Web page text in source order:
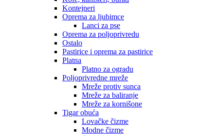
Kontejneri
Oprema za ljubimce
Lanci za pse
Oprema za poljoprivredu
Ostalo
Pastirice i oprema za pastirice
Platna
Platno za ogradu
Poljoprivredne mreže
Mreže protiv sunca
Mreže za baliranje
Mreže za kornišone
Tigar obuća
Lovačke čizme
Modne čizme